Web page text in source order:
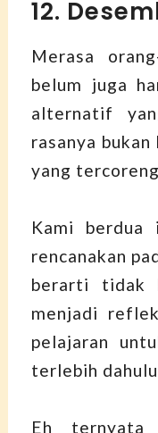
12.
Merasa
belum juga
alternatif
rasanya
yang
Kami berdua
rencanakan
berarti tidak
menjadi
pelajaran
terlebih
Eh ternyata